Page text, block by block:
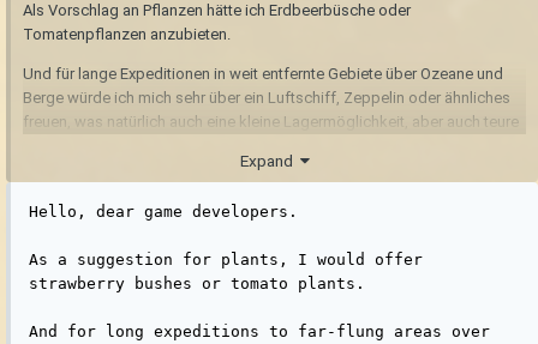
Als Vorschlag an Pflanzen hätte ich Erdbeerbüsche oder
Tomatenpflanzen anzubieten.
Und für lange Expeditionen in weit entfernte Gebiete über Ozeane und
Berge würde ich mich sehr über ein Luftschiff, Zeppelin oder ähnliches
freuen, was natürlich auch eine kleine Lagermöglichkeit, aber auch teure
Und ein paar mehr Unterwassertiere wären super um die Natur nochmehr
zu verschönern.
Macht weiter so, ihr habt ein sehr cooles Spiel geschaffen
Viele liebe Grüße von Armanir
Expand
Hello, dear game developers.
As a suggestion for plants, I would offer
strawberry bushes or tomato plants.
And for long expeditions to far-flung areas over